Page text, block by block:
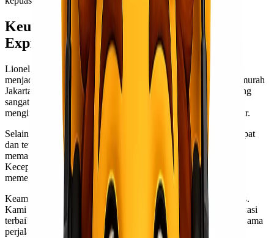
Keunggulan dan Kelebihan Lionel
Express
Lionel Express menawarkan berbagai keunggulan yang
menjadikannya pilihan utama dalam layanan ekspedisi cargo murah
Jakarta Serang. Salah satu kelebihan utamanya adalah tarif yang
sangat bersaing. Dengan harga terjangkau, pelanggan dapat
mengirimkan barang tanpa harus mengkhawatirkan biaya besar.
Selain itu, Lionel Express dikenal dengan pengiriman yang cepat
dan tepat waktu. Tim profesional mereka bekerja keras untuk
memastikan setiap kiriman sampai di tujuan sesuai jadwal.
Kecepatan ini tentunya menjadi nilai tambah bagi bisnis yang
memerlukan pengiriman tepat waktu.
Keamanan barang juga menjadi prioritas utama Lionel Express.
Kami menggunakan kemasan yang aman dan metode transportasi
terbaik untuk menjaga agar barang tetap dalam kondisi baik selama
perjalanan.